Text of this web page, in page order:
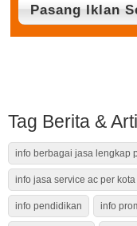
Tag Berita &
info berbagai jasa lengkap
info jasa service ac per kota
info pendidikan info